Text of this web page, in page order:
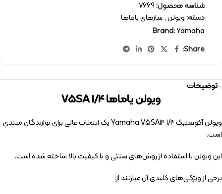
شناسه محصول:7669
دسته:ویولن, سازهای یاماها
برچسب:جدید
Brand:Yamaha
Share:
توضیحات
ویولن یاماها V5SA 1/4
ویولن آکوستیک Yamaha V5SA14 1/4 یک انتخاب عالی برای نوازندگان مبتدی
است.
این ویولن با استفاده از روش‌های سنتی و با کیفیت بالا ساخته شده است.
برخی از ویژگی‌های کلیدی آن عبارتند از: